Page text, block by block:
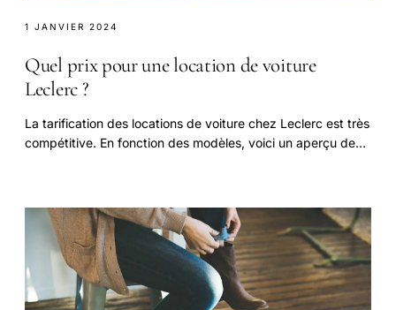
1 JANVIER 2024
Quel prix pour une location de voiture
Leclerc ?
La tarification des locations de voiture chez Leclerc est très
compétitive. En fonction des modèles, voici un aperçu des